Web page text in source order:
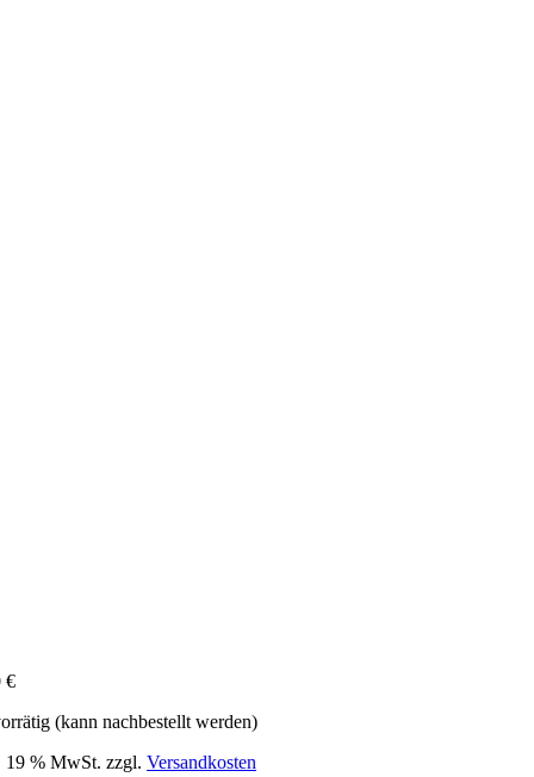
€
(kann nachbestellt werden)
19 % MwSt. zzgl. Versandkosten